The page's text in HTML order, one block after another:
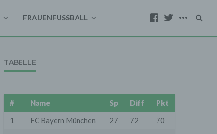
FRAUENFUSSBALL
TABELLE
# Name Sp Diff
Pkt
1
FC Bayern München 27 72
70